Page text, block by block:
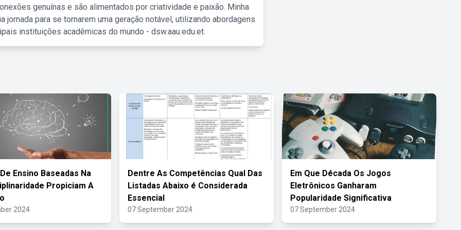
genuínas e são alimentados por criatividade e paixão. Minha
para se tornarem uma geração notável, utilizando abordagens
instituições acadêmicas do mundo - dsw.aau.edu.et.
Ensino Baseadas Na
Propiciam A
2024
Dentre As Competências Qual Das
Listadas Abaixo é Considerada
Essencial
07 September 2024
Em Que Década Os Jogos
Eletrônicos Ganharam
Popularidade Significativa
07 September 2024